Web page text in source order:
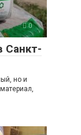
0
Санкт-
но и